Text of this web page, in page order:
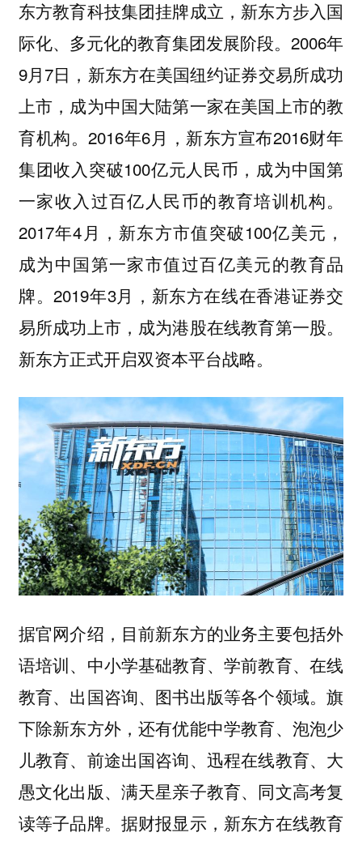
东方教育科技集团挂牌成立，新东方步入国
际化、多元化的教育集团发展阶段。2006年
9月7日，新东方在美国纽约证券交易所成功
上市，成为中国大陆第一家在美国上市的教
育机构。2016年6月，新东方宣布2016财年
集团收入突破100亿元人民币，成为中国第
一家收入过百亿人民币的教育培训机构。
2017年4月，新东方市值突破100亿美元，
成为中国第一家市值过百亿美元的教育品
牌。2019年3月，新东方在线在香港证券交
易所成功上市，成为港股在线教育第一股。
新东方正式开启双资本平台战略。
据官网介绍，目前新东方的业务主要包括外
语培训、中小学基础教育、学前教育、在线
教育、出国咨询、图书出版等各个领域。旗
下除新东方外，还有优能中学教育、泡泡少
儿教育、前途出国咨询、迅程在线教育、大
愚文化出版、满天星亲子教育、同文高考复
读等子品牌。据财报显示，新东方在线教育